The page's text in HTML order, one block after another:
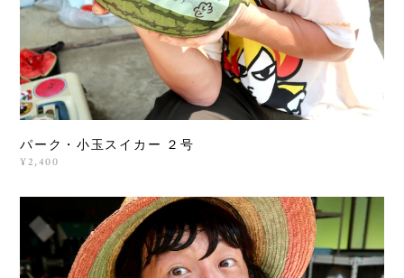
パーク・小玉スイカー ２号
¥2,400